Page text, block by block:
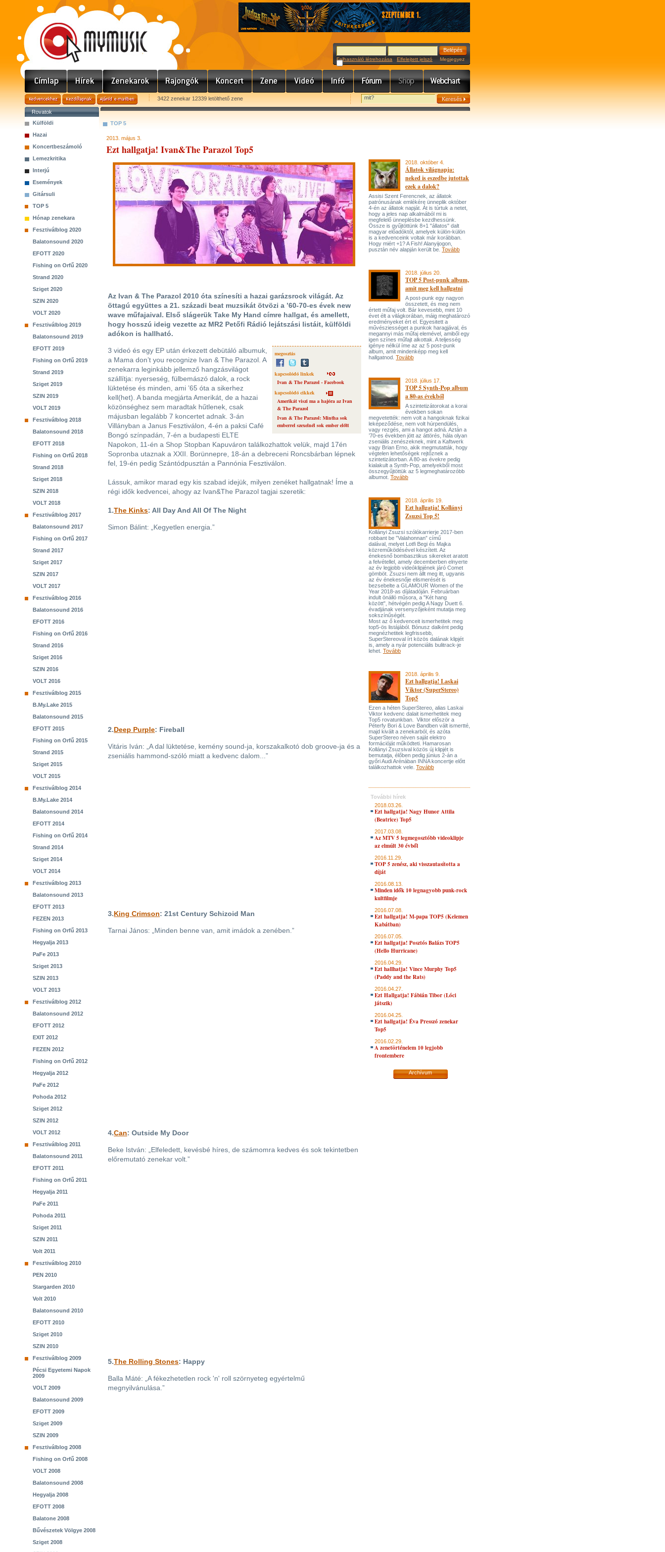
Felhasználó létrehozása Elfelejtett jelszó Megjegyez
3422 zenekar 12339 letölthető zene
Rovatok
Külföldi
Hazai
Koncertbeszámoló
Lemezkritika
Interjú
Események
Gitársuli
TOP 5
Hónap zenekara
Fesztiválblog 2020
Balatonsound 2020
EFOTT 2020
Fishing on Orfű 2020
Strand 2020
Sziget 2020
SZIN 2020
VOLT 2020
Fesztiválblog 2019
Balatonsound 2019
EFOTT 2019
Fishing on Orfű 2019
Strand 2019
Sziget 2019
SZIN 2019
VOLT 2019
Fesztiválblog 2018
Balatonsound 2018
EFOTT 2018
Fishing on Orfű 2018
Strand 2018
Sziget 2018
SZIN 2018
VOLT 2018
Fesztiválblog 2017
Balatonsound 2017
Fishing on Orfű 2017
Strand 2017
Sziget 2017
SZIN 2017
VOLT 2017
Fesztiválblog 2016
Balatonsound 2016
EFOTT 2016
Fishing on Orfű 2016
Strand 2016
Sziget 2016
SZIN 2016
VOLT 2016
Fesztiválblog 2015
B.My.Lake 2015
Balatonsound 2015
EFOTT 2015
Fishing on Orfű 2015
Strand 2015
Sziget 2015
VOLT 2015
Fesztiválblog 2014
B.My.Lake 2014
Balatonsound 2014
EFOTT 2014
Fishing on Orfű 2014
Strand 2014
Sziget 2014
VOLT 2014
Fesztiválblog 2013
Balatonsound 2013
EFOTT 2013
FEZEN 2013
Fishing on Orfű 2013
Hegyalja 2013
PaFe 2013
Sziget 2013
SZIN 2013
VOLT 2013
Fesztiválblog 2012
Balatonsound 2012
EFOTT 2012
EXIT 2012
FEZEN 2012
Fishing on Orfű 2012
Hegyalja 2012
PaFe 2012
Pohoda 2012
Sziget 2012
SZIN 2012
VOLT 2012
Fesztiválblog 2011
Balatonsound 2011
EFOTT 2011
Fishing on Orfű 2011
Hegyalja 2011
PaFe 2011
Pohoda 2011
Sziget 2011
SZIN 2011
Volt 2011
Fesztiválblog 2010
PEN 2010
Stargarden 2010
Volt 2010
Balatonsound 2010
EFOTT 2010
Sziget 2010
SZIN 2010
Fesztiválblog 2009
Pécsi Egyetemi Napok
2009
VOLT 2009
Balatonsound 2009
EFOTT 2009
Sziget 2009
SZIN 2009
Fesztiválblog 2008
Fishing on Orfű 2008
VOLT 2008
Balatonsound 2008
Hegyalja 2008
EFOTT 2008
Balatone 2008
Bűvészetek Völgye 2008
Sziget 2008
TOP 5
2013. május 3.
Ezt hallgatja! Ivan&The Parazol Top5
Az Ivan & The Parazol 2010 óta színesíti a hazai garázsrock világát. Az
öttagú együttes a 21. századi beat muzsikát ötvözi a ’60-70-es évek new
wave műfajaival. Első slágerük Take My Hand címre hallgat, és amellett,
hogy hosszú ideig vezette az MR2 Petőfi Rádió lejátszási listáit, külföldi
adókon is hallható.
megosztás
kapcsolódó linkek
Ivan & The Parazol - Facebook
kapcsolódó cikkek
Amerikát viszi ma a hajóra az Ivan
& The Parazol
Ivan & The Parazol: Mintha sok
emberrel szexelnél sok ember előtt
3 videó és egy EP után érkezett debütáló albumuk,
a Mama don’t you recognize Ivan & The Parazol. A
zenekarra leginkább jellemző hangzásvilágot
szállítja: nyerseség, fülbemászó dalok, a rock
lüktetése és minden, ami ’65 óta a sikerhez
kell(het). A banda megjárta Amerikát, de a hazai
közönséghez sem maradtak hűtlenek, csak
májusban legalább 7 koncertet adnak. 3-án
Villányban a Janus Fesztiválon, 4-én a paksi Café
Bongó színpadán, 7-én a budapesti ELTE
Napokon, 11-én a Shop Stopban Kapuváron találkozhattok velük, majd 17én
Sopronba utaznak a XXII. Borünnepre, 18-án a debreceni Roncsbárban lépnek
fel, 19-én pedig Szántódpusztán a Pannónia Fesztiválon.
Lássuk, amikor marad egy kis szabad idejük, milyen zenéket hallgatnak! Íme a
régi idők kedvencei, ahogy az Ivan&The Parazol tagjai szeretik:
1.The Kinks: All Day And All Of The Night
Simon Bálint: „Kegyetlen energia.”
2.Deep Purple: Fireball
Vitáris Iván: „A dal lüktetése, kemény sound-ja, korszakalkotó dob groove-ja és a
zseniális hammond-szóló miatt a kedvenc dalom...”
3.King Crimson: 21st Century Schizoid Man
Tarnai János: „Minden benne van, amit imádok a zenében.”
4.Can: Outside My Door
Beke István: „Elfeledett, kevésbé híres, de számomra kedves és sok tekintetben
előremutató zenekar volt.”
5.The Rolling Stones: Happy
Balla Máté: „A fékezhetetlen rock 'n' roll szörnyeteg egyértelmű
megnyilvánulása.”
2018. október 4.
Állatok világnapja:
neked is eszedbe jutottak
ezek a dalok?
Assisi Szent Ferencnek, az állatok
patrónusának emlékére ünneplik október
4-én az állatok napját. Át is túrtuk a netet,
hogy a jeles nap alkalmából mi is
megfelelő ünneplésbe kezdhessünk.
Össze is gyűjtöttünk 8+1 "állatos" dalt
magyar előadóktól, amelyek külön-külön
is a kedvenceink voltak már korábban.
Hogy miért +1? A Fish! Alanyijogon,
pusztán név alapján került be. Tovább
2018. július 20.
TOP 5 Post-punk album,
amit meg kell hallgatni
A post-punk egy nagyon
összetett, és meg nem
értett műfaj volt. Bár kevesebb, mint 10
évet élt a világkorában, máig meghatározó
eredményeket ért el. Egyesitett a
művésziességet a punkok haragjával, és
megannyi más műfaj elemével, amiből egy
igen színes műfajt alkottak. A teljesség
igénye nélkül íme az az 5 post-punk
album, amit mindenképp meg kell
hallgatnod. Tovább
2018. július 17.
TOP 5 Synth-Pop album
a 80-as évekből
A szintetizátorokat a korai
években sokan
megvetették: nem volt a hangoknak fizikai
leképeződése, nem volt húrpendülés,
vagy rezgés, ami a hangot adná. Aztán a
’70-es években jött az áttörés, hála olyan
zseniális zenészeknek, mint a Kaftwerk
vagy Brian Erno, akik megmutatták, hogy
végtelen lehetőségek rejtőznek a
szintetizátorban. A 80-as évekre pedig
kialakult a Synth-Pop, amelyekből most
összegyűjtöttük az 5 legmeghatározóbb
albumot. Tovább
2018. április 19.
Ezt hallgatja! Kollányi
Zsuzsi Top 5!
Kollányi Zsuzsi szólókarrierje 2017-ben
robbant be ”Valahonnan” című
dalával, melyet Lotfi Begi és Majka
közreműködésével készített. Az
énekesnő bombasztikus sikereket aratott
a felvétellel, amely decemberben elnyerte
az év legjobb videóklipjének járó Comet
gömböt. Zsuzsi nem állt meg itt, ugyanis
az év énekesnője elismerését is
bezsebelte a GLAMOUR Women of the
Year 2018-as díjátadóján. Februárban
indult önálló műsora, a "Két hang
között", hétvégén pedig A Nagy Duett 6.
évadjának versenyzőjeként mutatja meg
sokszínűségét.
Most az ő kedvenceit ismerhetitek meg
top5-ös listájából. Bónusz dalként pedig
megnézhetitek legfrissebb,
SuperStereoval írt közös dalának klipjét
is, amely a nyár potenciális bulitrack-je
lehet. Tovább
2018. április 9.
Ezt hallgatja! Laskai
Viktor (SuperStereo)
Top5
Ezen a héten SuperStereo, alias Laskai
Viktor kedvenc dalait ismerhetitek meg
Top5 rovatunkban. Viktor először a
Péterfy Bori & Love Bandben vált ismertté,
majd kivált a zenekarból, és azóta
SuperStereo néven saját elektro
formációját működteti. Hamarosan
Kollányi Zsuzsival közös új klipjét is
bemutatja, élőben pedig június 2-án a
győri Audi Arénában INNA koncertje előtt
találkozhattok vele. Tovább
További hírek
2018.03.26.
Ezt hallgatja! Nagy Hunor Attila
(Beatrice) Top5
2017.03.08.
Az MTV 5 legmegosztóbb videoklipje
az elmúlt 30 évből
2016.11.29.
TOP 5 zenész, aki visszautasította a
díját
2016.08.13.
Minden idők 10 legnagyobb punk-rock
kultfilmje
2016.07.08.
Ezt hallgatja! M-papa TOP5 (Kelemen
Kabátban)
2016.07.05.
Ezt hallgatja! Posztós Balázs TOP5
(Hello Hurricane)
2016.04.29.
Ezt hallhatja! Vince Murphy Top5
(Paddy and the Rats)
2016.04.27.
Ezt Hallgatja! Fábián Tibor (Lóci
játszik)
2016.04.25.
Ezt hallgatja! Éva Presszó zenekar
Top5
2016.02.29.
A zenetörténelem 10 legjobb
frontembere
Archívum